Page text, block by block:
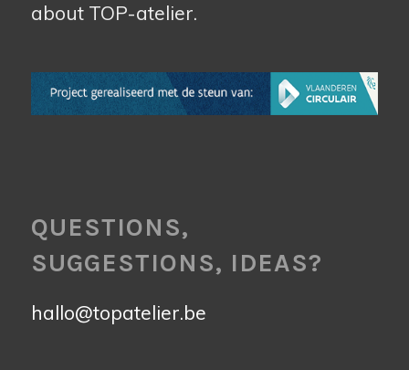
about TOP-atelier.
QUESTIONS,
SUGGESTIONS, IDEAS?
hallo@topatelier.be